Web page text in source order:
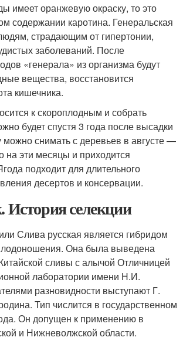
имеет оранжевую окраску, то это
содержании каротина. Генеральская
страдающим от гипертонии,
заболеваний. После
«генерала» из организма будут
вещества, восстановится
кишечника.
к скороплодным и собрать
будет спустя 3 года после высадки
снимать с деревьев в августе —
на эти месяцы и приходится
подходит для длительного
десертов и консервации.
селекции
Слива русская является гибридом
Она была выведена
сливы с алычой Отличницей
лаборатории имени Н.И.
разновидности выступают Г.
Тип числится в государственном
Он допущен к применению в
и Нижневолжской области.